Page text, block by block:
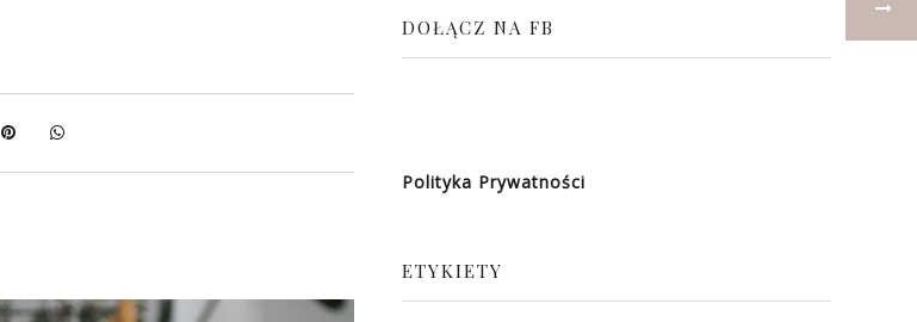
DOŁĄCZ NA FB
Polityka Prywatności
ETYKIETY